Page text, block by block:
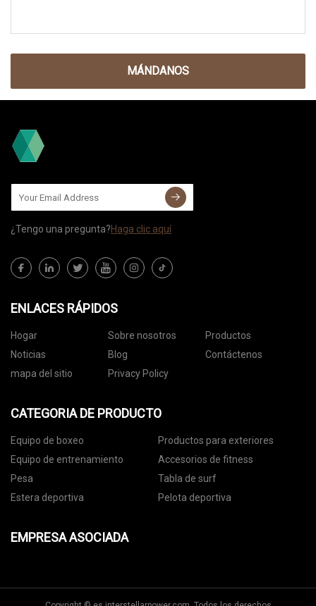
MÁNDANOS
¿Tengo una pregunta?Haga clic aquí
ENLACES RÁPIDOS
Hogar Sobre nosotros
Productos
Noticias
Blog
Contáctenos
mapa del sitio
Privacy Policy
CATEGORIA DE PRODUCTO
Equipo de boxeo
Productos para exteriores
Equipo de entrenamiento
Accesorios de fitness
Pesa
Tabla de surf
Estera deportiva
Pelota deportiva
EMPRESA ASOCIADA